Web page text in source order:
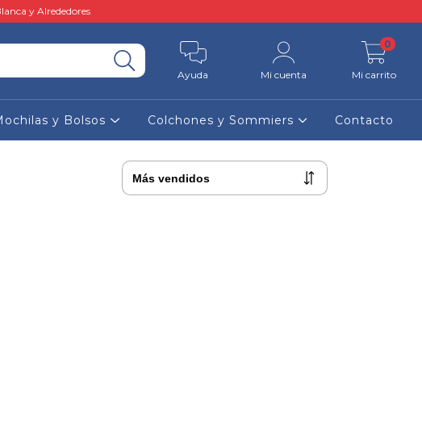
y Alrededores
Ayuda Mi cuenta Mi carrito
0
y Bolsos Colchones y Sommiers Contacto